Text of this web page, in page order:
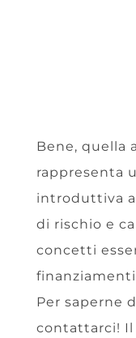
Bene, quella
rappresenta
introduttiva
di rischio e
concetti
Per saperne
contattarci! Il